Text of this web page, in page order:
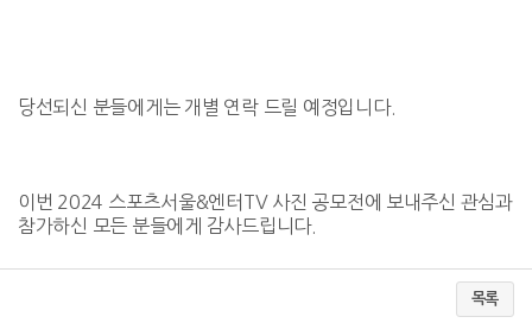
당선되신 분들에게는 개별 연락 드릴 예정입니다.
이번 2024 스포츠서울&엔터TV 사진 공모전에 보내주신 관심과
참가하신 모든 분들에게 감사드립니다.
목록